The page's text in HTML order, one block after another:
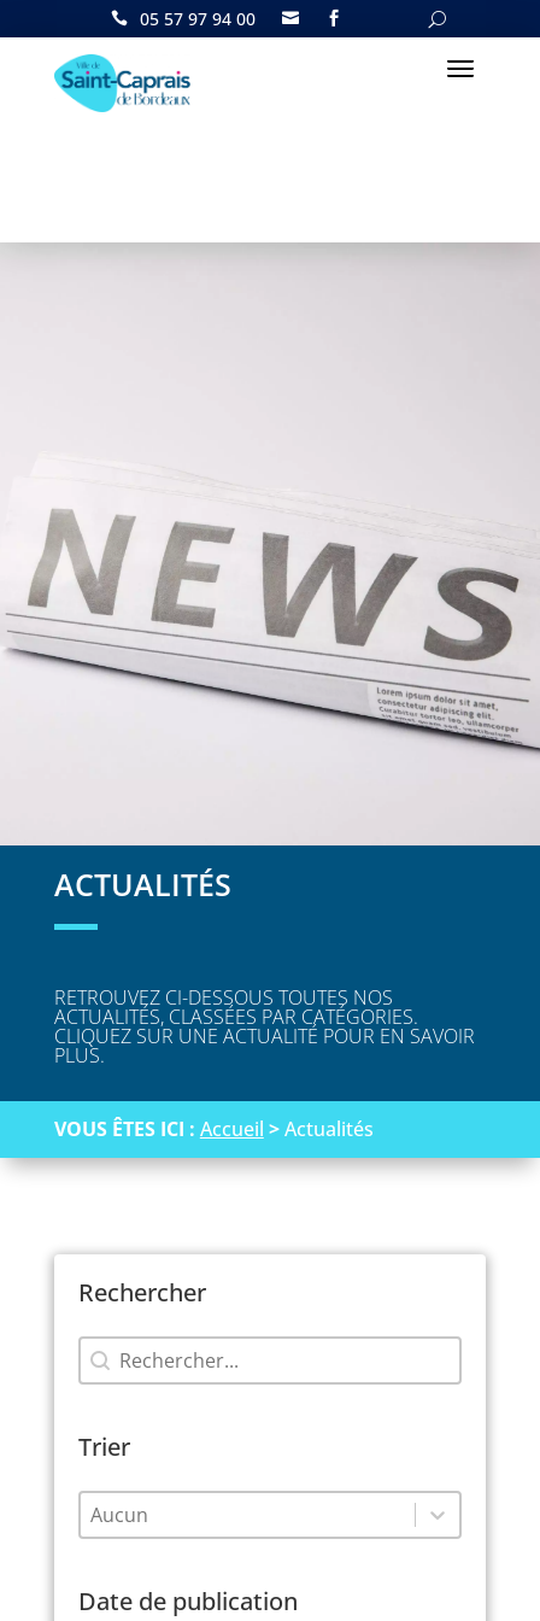
05 57 97 94 00  
ACTUALITÉS
RETROUVEZ CI-DESSOUS TOUTES NOS
ACTUALITÉS, CLASSÉES PAR CATÉGORIES.
CLIQUEZ SUR UNE ACTUALITÉ POUR EN SAVOIR
PLUS.
VOUS ÊTES ICI : Accueil >Actualités
Rechercher
Rechercher
Rechercher
Trier
Trier
Trier
Trier
Date de publication